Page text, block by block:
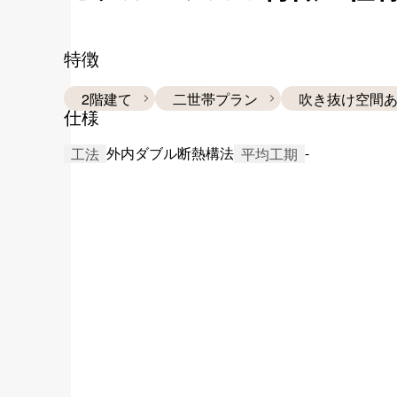
特徴
2階建て 二世帯プラン 吹き抜け空間
仕様
工法 外内ダブル断熱構法 平均工期 -